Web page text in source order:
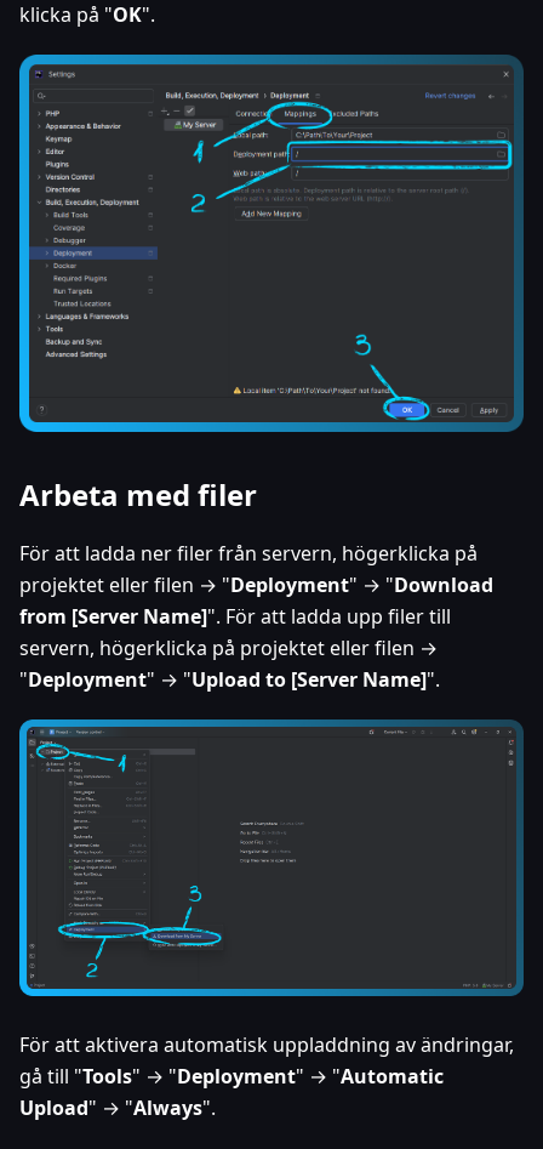
klicka på "OK".
Arbeta med filer
För att ladda ner filer från servern, högerklicka på
projektet eller filen → "Deployment" → "Download
from [Server Name]". För att ladda upp filer till
servern, högerklicka på projektet eller filen →
"Deployment" → "Upload to [Server Name]".
För att aktivera automatisk uppladdning av ändringar,
gå till "Tools" → "Deployment" → "Automatic
Upload" → "Always".